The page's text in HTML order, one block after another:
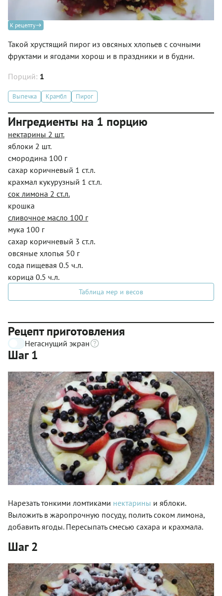
К рецепту
Такой хрустящий пирог из овсяных хлопьев с сочными
фруктами и ягодами хорош и в праздники и в будни.
Порций: 1
Выпечка Крамбл Пирог
Ингредиенты на 1 порцию
нектарины 2 шт.
яблоки 2 шт.
смородина 100 г
сахар коричневый 1 ст.л.
крахмал кукурузный 1 ст.л.
сок лимона 2 ст.л.
крошка
сливочное масло 100 г
мука 100 г
сахар коричневый 3 ст.л.
овсяные хлопья 50 г
сода пищевая 0.5 ч.л.
корица 0.5 ч.л.
Таблица мер и весов
Рецепт приготовления
Негаснущий экран
Шаг 1
Нарезать тонкими ломтиками нектарины и яблоки.
Выложить в жаропрочную посуду, полить соком лимона,
добавить ягоды. Пересыпать смесью сахара и крахмала.
Шаг 2